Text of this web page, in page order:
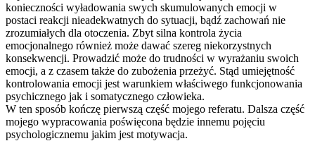
konieczności wyładowania swych skumulowanych emocji w
postaci reakcji nieadekwatnych do sytuacji, bądź zachowań nie
zrozumiałych dla otoczenia. Zbyt silna kontrola życia
emocjonalnego również może dawać szereg niekorzystnych
konsekwencji. Prowadzić może do trudności w wyrażaniu swoich
emocji, a z czasem także do zubożenia przeżyć. Stąd umiejętność
kontrolowania emocji jest warunkiem właściwego funkcjonowania
psychicznego jak i somatycznego człowieka.
W ten sposób kończę pierwszą część mojego referatu. Dalsza część
mojego wypracowania poświęcona będzie innemu pojęciu
psychologicznemu jakim jest motywacja.